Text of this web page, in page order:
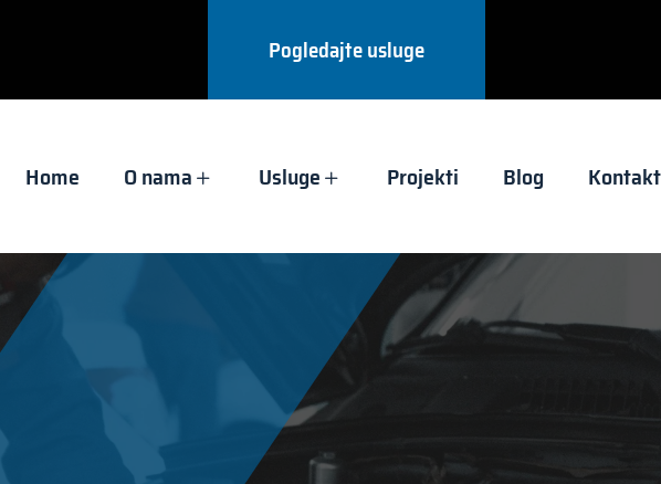
Pogledajte usluge
Home O nama Usluge Projekti Blog Kontakt